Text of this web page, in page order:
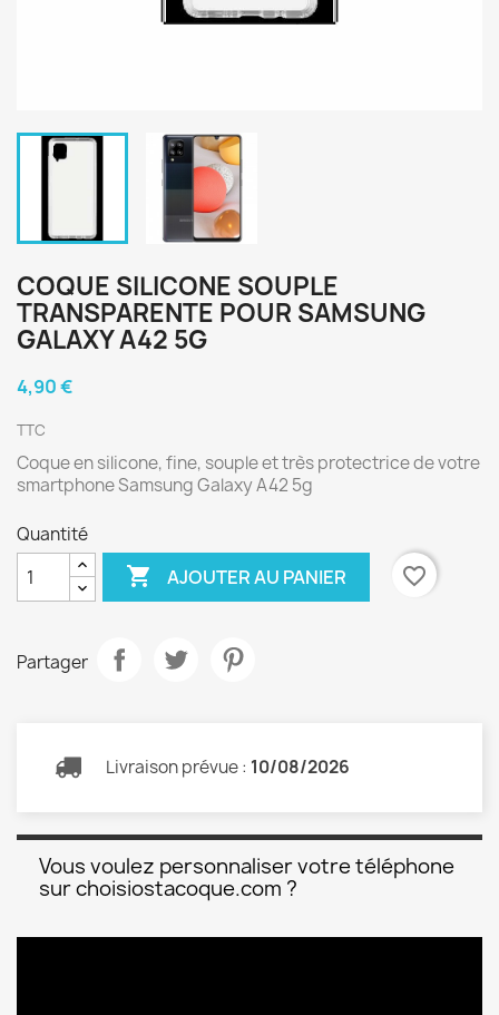
COQUE SILICONE SOUPLE
TRANSPARENTE POUR SAMSUNG
GALAXY A42 5G
4,90 €
TTC
Coque en silicone, fine, souple et très protectrice de votre
smartphone Samsung Galaxy A42 5g
Quantité
 AJOUTER AU PANIER favorite_border
Partager
Livraison prévue : 10/08/2026
Vous voulez personnaliser votre téléphone
sur choisiostacoque.com ?